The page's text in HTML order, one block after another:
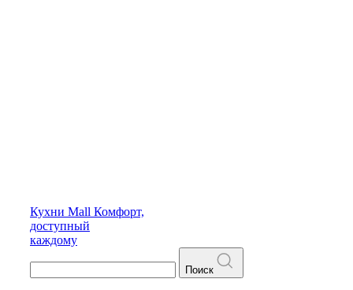
Кухни Mall Комфорт,
доступный
каждому
Поиск